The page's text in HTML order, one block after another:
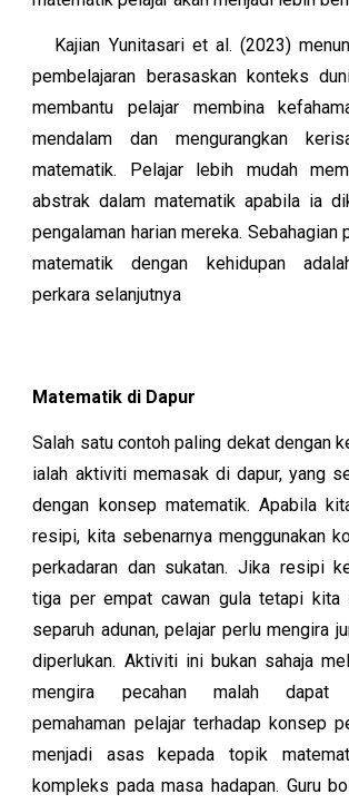
Kajian Yunitasari et al. (2023)
pembelajaran berasaskan konteks
membantu pelajar membina
mendalam dan mengurangkan
matematik. Pelajar lebih mudah
abstrak dalam matematik apabila ia
pengalaman harian mereka. Sebahagian
matematik dengan kehidupan
perkara selanjutnya
Matematik di Dapur
Salah satu contoh paling dekat dengan
ialah aktiviti memasak di dapur, yang
dengan konsep matematik. Apabila
resipi, kita sebenarnya menggunakan
perkadaran dan sukatan. Jika resipi
tiga per empat cawan gula tetapi kita
separuh adunan, pelajar perlu mengira
diperlukan. Aktiviti ini bukan sahaja
mengira pecahan malah dapat
pemahaman pelajar terhadap konsep
menjadi asas kepada topik
kompleks pada masa hadapan. Guru